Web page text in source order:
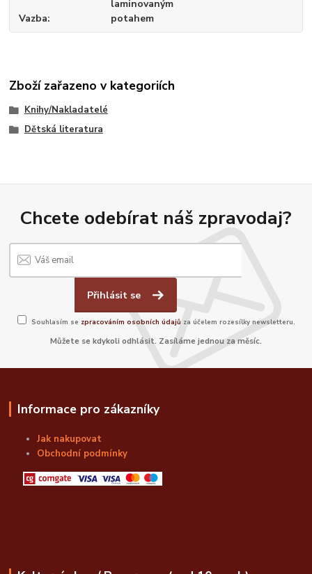
Vazba
laminovaným
potahem
Zboží zařazeno v kategoriích
Knihy/Nakladatelé
Dětská literatura
Chcete odebírat náš zpravodaj?
Přihlásit se
Souhlasím se zpracováním osobních údajů za účelem rozesílky newsletteru.
Můžete se kdykoli odhlásit. Zasíláme jednou za měsíc.
Informace pro zákazníky
Jak nakupovat
Obchodní podmínky